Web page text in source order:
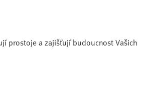
prostoje a zajišťují budoucnost Vašich